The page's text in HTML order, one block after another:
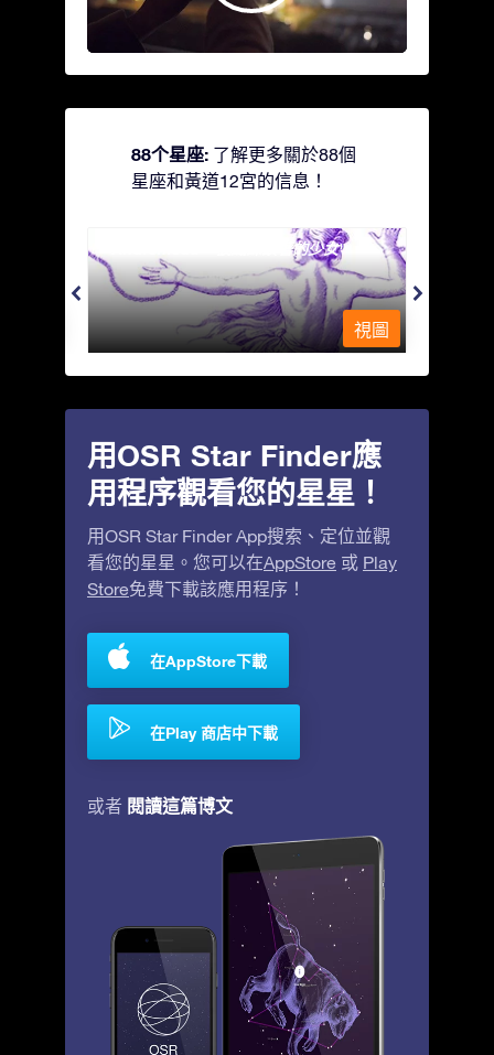
88个星座: 了解更多關於88個
星座和黃道12宮的信息！
Andromeda - 被鐵鍊鎖著的少女
視圖
用OSR Star Finder應
用程序觀看您的星星！
用OSR Star Finder App搜索、定位並觀
看您的星星。您可以在AppStore 或 Play
Store免費下載該應用程序！
在AppStore下載
在Play 商店中下載
或者 閱讀這篇博文